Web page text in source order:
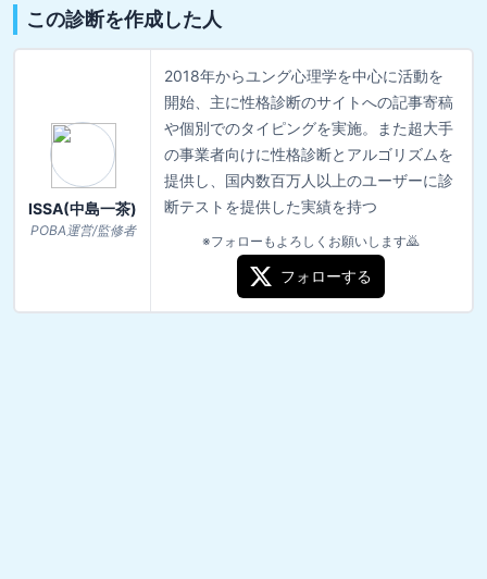
この診断を作成した人
ISSA(中島一茶)
POBA運営/監修者
2018年からユング心理学を中心に活動を
開始、主に性格診断のサイトへの記事寄稿
や個別でのタイピングを実施。また超大手
の事業者向けに性格診断とアルゴリズムを
提供し、国内数百万人以上のユーザーに診
断テストを提供した実績を持つ
※フォローもよろしくお願いします🙇
フォローする